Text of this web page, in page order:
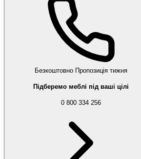
Безкоштовно Пропозиція тижня
Підберемо меблі під ваші цілі
0 800 334 256